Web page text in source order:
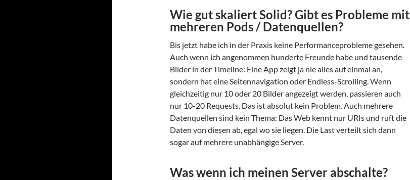
Wie gut skaliert Solid? Gibt es Probleme mit
mehreren Pods / Datenquellen?
Bis jetzt habe ich in der Praxis keine Performanceprobleme gesehen.
Auch wenn ich angenommen hunderte Freunde habe und tausende
Bilder in der Timeline: Eine App zeigt ja nie alles auf einmal an,
sondern hat eine Seitennavigation oder Endless-Scrolling. Wenn
gleichzeitig nur 10 oder 20 Bilder angezeigt werden, passieren auch
nur 10-20 Requests. Das ist absolut kein Problem. Auch mehrere
Datenquellen sind kein Thema: Das Web kennt nur URIs und ruft die
Daten von diesen ab, egal wo sie liegen. Die Last verteilt sich dann
sogar auf mehrere unabhängige Server.
Was wenn ich meinen Server abschalte?